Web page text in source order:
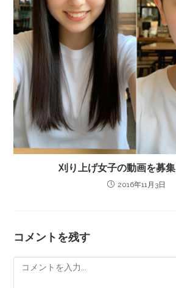
刈り上げ女子の動画を募集
2016年11月3日
コメントを残す